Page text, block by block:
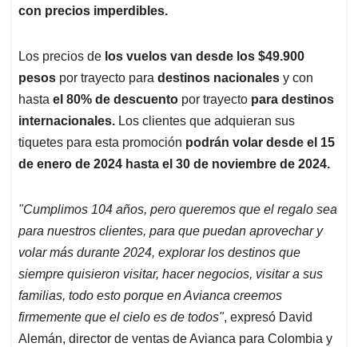
con precios imperdibles.
Los precios de los vuelos van desde los $49.900
pesos por trayecto para destinos nacionales y con
hasta el 80% de descuento por trayecto para destinos
internacionales. Los clientes que adquieran sus
tiquetes para esta promoción podrán volar desde el 15
de enero de 2024 hasta el 30 de noviembre de 2024.
"Cumplimos 104 años, pero queremos que el regalo sea
para nuestros clientes, para que puedan aprovechar y
volar más durante 2024, explorar los destinos que
siempre quisieron visitar, hacer negocios, visitar a sus
familias, todo esto porque en Avianca creemos
firmemente que el cielo es de todos", expresó David
Alemán, director de ventas de Avianca para Colombia y